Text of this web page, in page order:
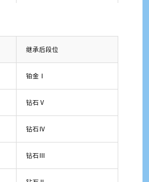
继承后段位
铂金Ⅰ
钻石Ⅴ
钻石Ⅳ
钻石Ⅲ